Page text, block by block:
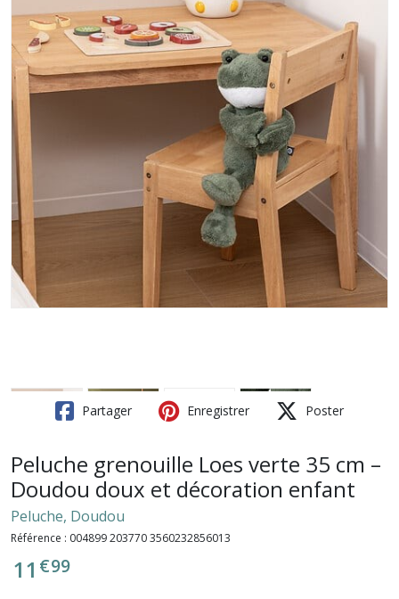
Partager Enregistrer Poster
Peluche grenouille Loes verte 35 cm –
Doudou doux et décoration enfant
Peluche, Doudou
Référence : 004899 203770 3560232856013
11 €99